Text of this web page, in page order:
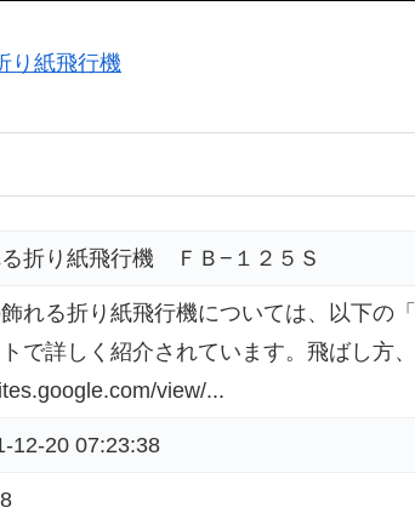
り紙飛行機
折り紙飛行機 ＦＢ−１２５Ｓ
れる折り紙飛行機については、以下の
で詳しく紹介されています。飛ばし方
view/...
12-20 07:23:38